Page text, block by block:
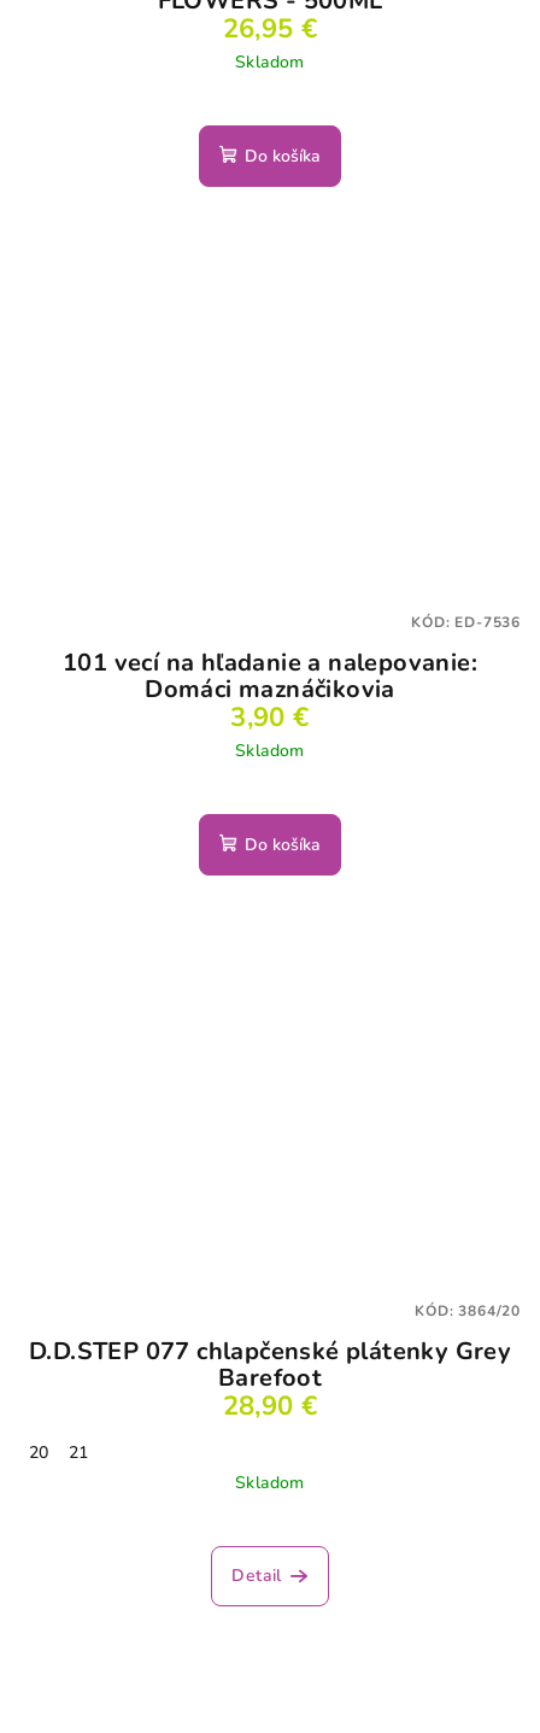
26,95 €
Skladom
Do košíka
101 vecí na hľadanie a nalepovanie:
Domáci maznáčikovia
3,90 €
Skladom
Do košíka
KÓD: ED-7536
D.D.STEP 077 chlapčenské plátenky Grey
Barefoot
28,90 €
20
21
Skladom
Detail
KÓD:3864/20